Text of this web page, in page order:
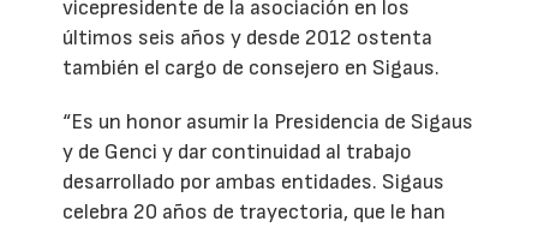
vicepresidente de la asociación en los
últimos seis años y desde 2012 ostenta
también el cargo de consejero en Sigaus.
“Es un honor asumir la Presidencia de Sigaus
y de Genci y dar continuidad al trabajo
desarrollado por ambas entidades. Sigaus
celebra 20 años de trayectoria, que le han